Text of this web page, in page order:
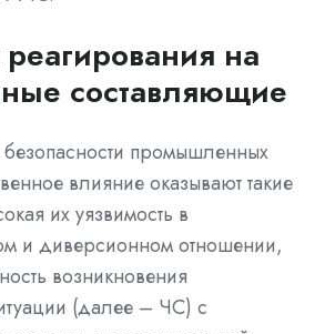
реагирования на
составляющие
промышленных
влияние оказывают такие
их уязвимость в
и диверсионном отношении,
возникновения
(далее – ЧС) с